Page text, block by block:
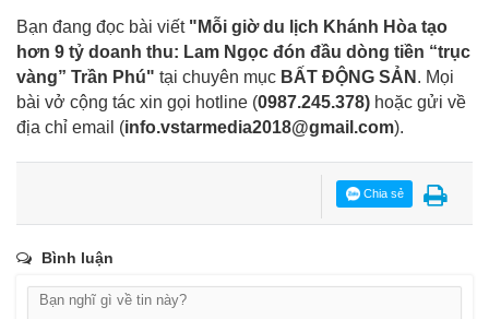
Bạn đang đọc bài viết "Mỗi giờ du lịch Khánh Hòa tạo
hơn 9 tỷ doanh thu: Lam Ngọc đón đầu dòng tiền “trục
vàng” Trần Phú" tại chuyên mục BẤT ĐỘNG SẢN . Mọi
bài vở cộng tác xin gọi hotline (0987.245.378) hoặc gửi về
địa chỉ email (info.vstarmedia2018@gmail.com).
Chia sẻ
Bình luận